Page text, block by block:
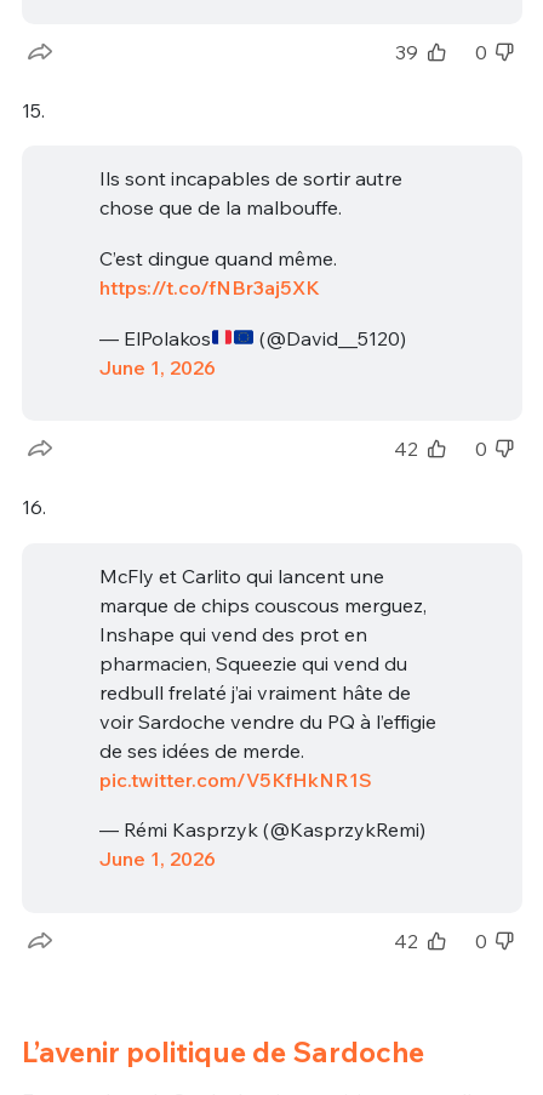
39 0
15.
Ils sont incapables de sortir autre
chose que de la malbouffe.
C’est dingue quand même.
https://t.co/fNBr3aj5XK
— ElPolakos
(@David__5120)
June 1, 2026
42 0
16.
McFly et Carlito qui lancent une
marque de chips couscous merguez,
Inshape qui vend des prot en
pharmacien, Squeezie qui vend du
redbull frelaté j’ai vraiment hâte de
voir Sardoche vendre du PQ à l’effigie
de ses idées de merde.
pic.twitter.com/V5KfHkNR1S
— Rémi Kasprzyk (@KasprzykRemi)
June 1, 2026
42 0
L’avenir politique de Sardoche